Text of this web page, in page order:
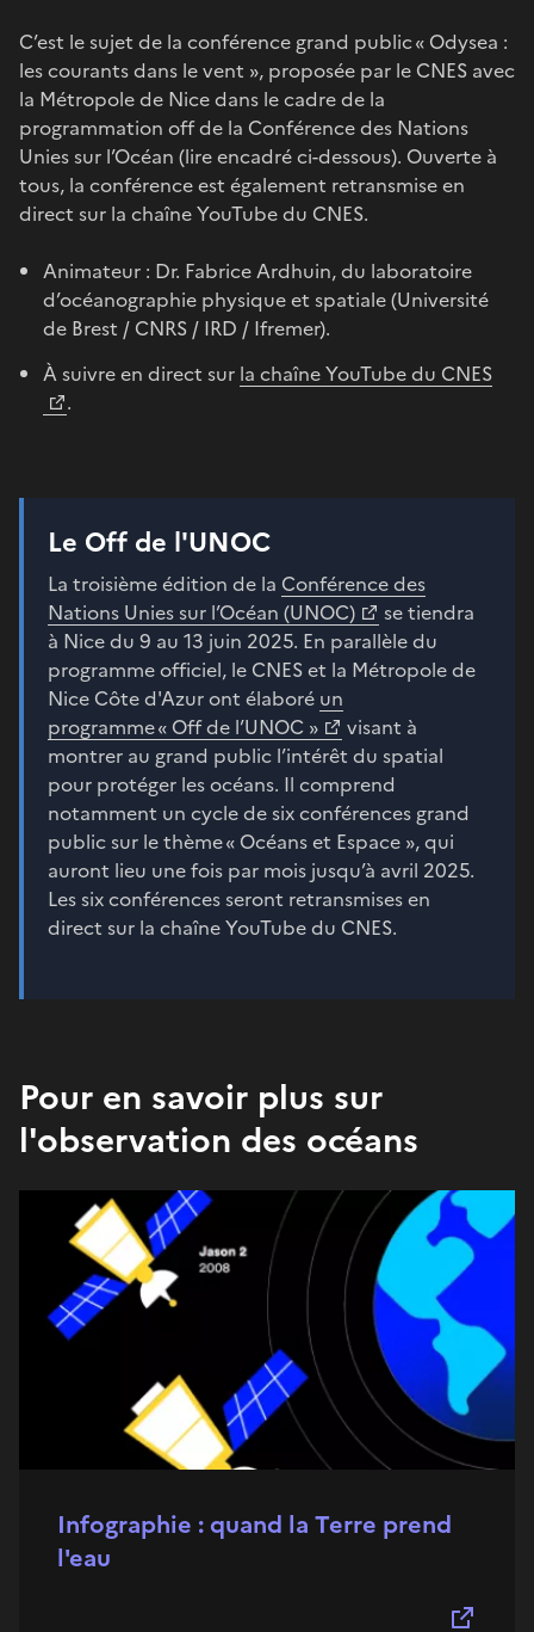
C’est le sujet de la conférence grand public « Odysea :
les courants dans le vent », proposée par le CNES avec
la Métropole de Nice dans le cadre de la
programmation off de la Conférence des Nations
Unies sur l’Océan (lire encadré ci-dessous). Ouverte à
tous, la conférence est également retransmise en
direct sur la chaîne YouTube du CNES.
Animateur : Dr. Fabrice Ardhuin, du laboratoire
d’océanographie physique et spatiale (Université
de Brest / CNRS / IRD / Ifremer).
À suivre en direct sur la chaîne YouTube du CNES
.
Le Off de l'UNOC
La troisième édition de la Conférence des
Nations Unies sur l’Océan (UNOC)
se tiendra
à Nice du 9 au 13 juin 2025. En parallèle du
programme officiel, le CNES et la Métropole de
Nice Côte d'Azur ont élaboré un
programme « Off de l’UNOC »
visant à
montrer au grand public l’intérêt du spatial
pour protéger les océans. Il comprend
notamment un cycle de six conférences grand
public sur le thème « Océans et Espace », qui
auront lieu une fois par mois jusqu’à avril 2025.
Les six conférences seront retransmises en
direct sur la chaîne YouTube du CNES.
Pour en savoir plus sur
l'observation des océans
Infographie : quand la Terre prend
l'eau